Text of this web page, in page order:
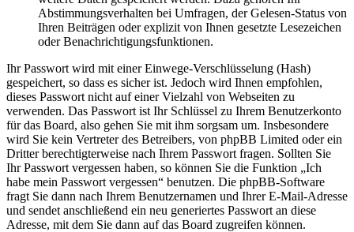
Abstimmungsverhalten bei Umfragen, der Gelesen-Status von
Ihren Beiträgen oder explizit von Ihnen gesetzte Lesezeichen
oder Benachrichtigungsfunktionen.
Ihr Passwort wird mit einer Einwege-Verschlüsselung (Hash)
gespeichert, so dass es sicher ist. Jedoch wird Ihnen empfohlen,
dieses Passwort nicht auf einer Vielzahl von Webseiten zu
verwenden. Das Passwort ist Ihr Schlüssel zu Ihrem Benutzerkonto
für das Board, also gehen Sie mit ihm sorgsam um. Insbesondere
wird Sie kein Vertreter des Betreibers, von phpBB Limited oder ein
Dritter berechtigterweise nach Ihrem Passwort fragen. Sollten Sie
Ihr Passwort vergessen haben, so können Sie die Funktion „Ich
habe mein Passwort vergessen“ benutzen. Die phpBB-Software
fragt Sie dann nach Ihrem Benutzernamen und Ihrer E-Mail-Adresse
und sendet anschließend ein neu generiertes Passwort an diese
Adresse, mit dem Sie dann auf das Board zugreifen können.